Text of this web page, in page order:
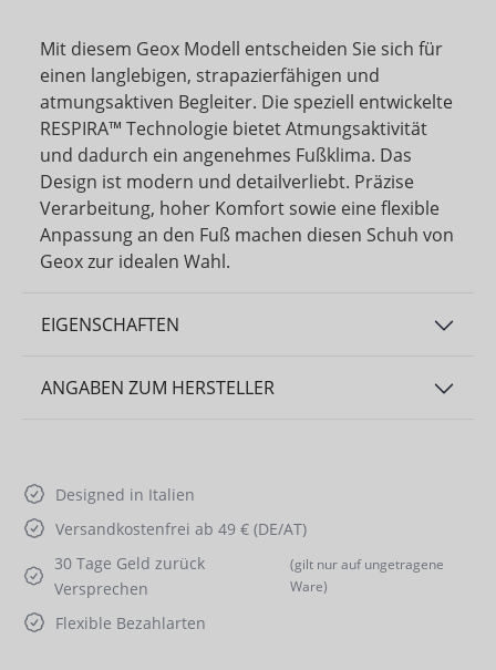
Mit diesem Geox Modell entscheiden Sie sich für
einen langlebigen, strapazierfähigen und
atmungsaktiven Begleiter. Die speziell entwickelte
RESPIRA™ Technologie bietet Atmungsaktivität
und dadurch ein angenehmes Fußklima. Das
Design ist modern und detailverliebt. Präzise
Verarbeitung, hoher Komfort sowie eine flexible
Anpassung an den Fuß machen diesen Schuh von
Geox zur idealen Wahl.
EIGENSCHAFTEN
ANGABEN ZUM HERSTELLER
Designed in Italien
Versandkostenfrei ab 49 € (DE/AT)
30 Tage Geld zurück
Versprechen
(gilt nur auf ungetragene
Ware)
Flexible Bezahlarten